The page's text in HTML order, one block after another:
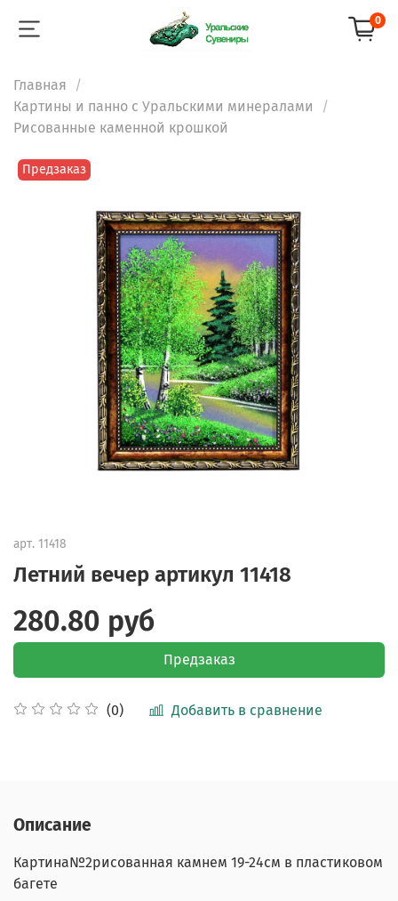
0
Главная
Картины и панно с Уральскими минералами
Рисованные каменной крошкой
Предзаказ
арт. 11418
Летний вечер артикул 11418
(0) Добавить в сравнение
280.80 руб
Предзаказ
Описание
Картина№2рисованная камнем 19-24см в пластиковом
багете